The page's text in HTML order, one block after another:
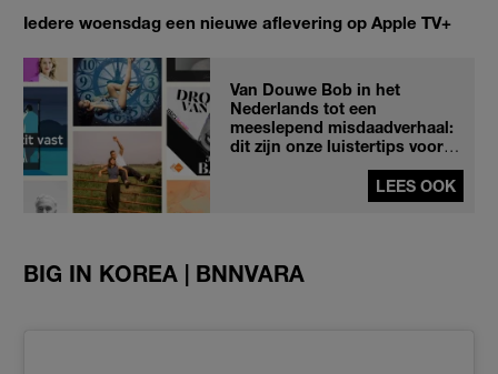
Iedere woensdag een nieuwe aflevering op Apple TV+
Van Douwe Bob in het
Nederlands tot een
meeslepend misdaadverhaal:
dit zijn onze luistertips voor
LEES OOK
BIG IN KOREA | BNNVARA